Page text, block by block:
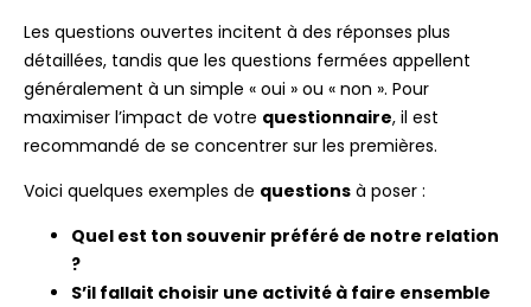
Les questions ouvertes incitent à des réponses plus
détaillées, tandis que les questions fermées appellent
généralement à un simple « oui » ou « non ». Pour
maximiser l’impact de votre questionnaire, il est
recommandé de se concentrer sur les premières.
Voici quelques exemples de questions à poser :
Quel est ton souvenir préféré de notre relation
?
S’il fallait choisir une activité à faire ensemble